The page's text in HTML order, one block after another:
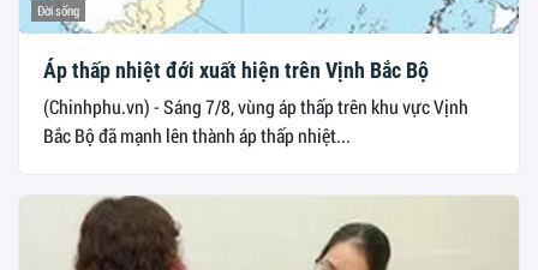
Đời sống
Áp thấp nhiệt đới xuất hiện trên Vịnh Bắc Bộ
(Chinhphu.vn) - Sáng 7/8, vùng áp thấp trên khu vực Vịnh
Bắc Bộ đã mạnh lên thành áp thấp nhiệt...